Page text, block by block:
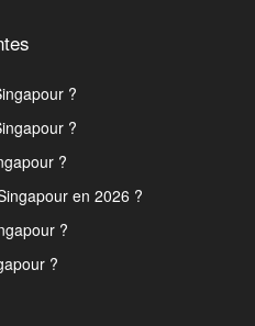
?
?
?
en 2026 ?
?
?